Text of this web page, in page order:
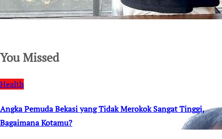
You Missed
Health
Angka Pemuda Bekasi yang Tidak Merokok Sangat Tinggi,
Bagaimana Kotamu?